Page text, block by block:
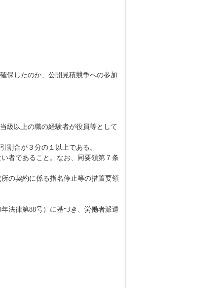
保したのか、公開見積競争への参加
以上の職の経験者が役員等として
合が３分の１以上である。
者であること。なお、同要領第７条
の契約に係る指名停止等の措置要領
法律第88号）に基づき、労働者派遣